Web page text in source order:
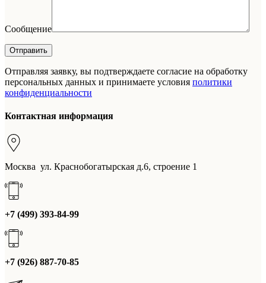
Сообщение
Отправляя заявку, вы подтверждаете согласие на обработку
персональных данных и принимаете условия политики
конфиденциальности
Контактная информация
Москва ул. Краснобогатырская д.6, строение 1
+7 (499) 393-84-99
+7 (926) 887-70-85